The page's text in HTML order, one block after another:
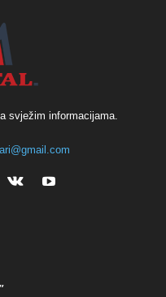
svježim informacijama.